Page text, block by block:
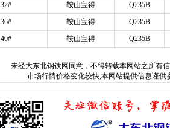
32# 鞍山宝得
Q235B
36# 鞍山宝得
Q235B
40# 鞍山宝得 Q235B
未经大东北钢铁网 同意，不得转载本网站之所有
市场行情价格变化较快,本网站提供信息谨供